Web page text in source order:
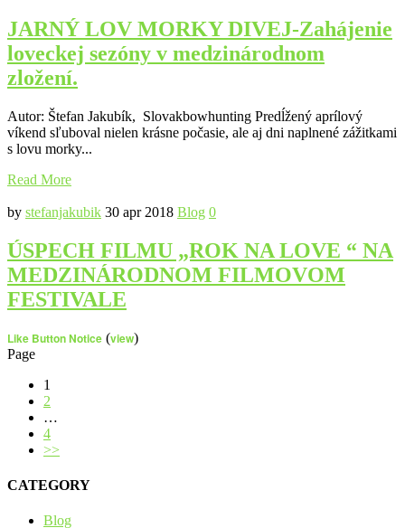
JARNÝ LOV MORKY DIVEJ-Zahájenie
loveckej sezóny v medzinárodnom
zložení.
Autor: Štefan Jakubík, Slovakbowhunting Predĺžený aprílový
víkend sľuboval nielen krásne počasie, ale aj dni naplnené zážitkami
s lovu morky...
Read More
by stefanjakubik 30 apr 2018 Blog 0
ÚSPECH FILMU „ROK NA LOVE “ NA
MEDZINÁRODNOM FILMOVOM
FESTIVALE
Like Button Notice (view)
Page
1
2
…
4
>>
CATEGORY
Blog